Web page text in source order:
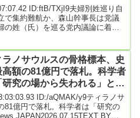
ID:ftB/TXjI9夫婦別姓巡り自
集約難航か、森山幹事長は党議
の姓（氏）を巡る党内議論に着手
に、とりまとめは難航が予想され
するテーマだ。論点や考え方を整
自...
ラノサウルスの骨格標本、史
高額の81億円で落札。科学者
研究の場から失われる」と警
ID:/aQMAK/y9ティラノサ
81億円で落札。科学者は「研究の
JAPAN2026.07.15TEXT BY